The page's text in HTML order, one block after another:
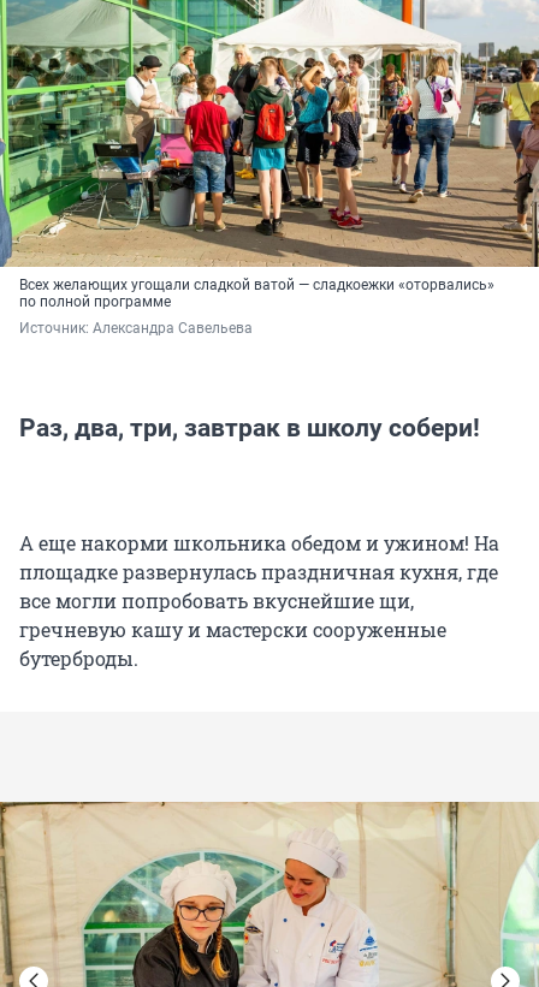
Всех желающих угощали сладкой ватой — сладкоежки «оторвались»
по полной программе
Источник: Александра Савельева
Раз, два, три, завтрак в школу собери!
А еще накорми школьника обедом и ужином! На
площадке развернулась праздничная кухня, где
все могли попробовать вкуснейшие щи,
гречневую кашу и мастерски сооруженные
бутерброды.